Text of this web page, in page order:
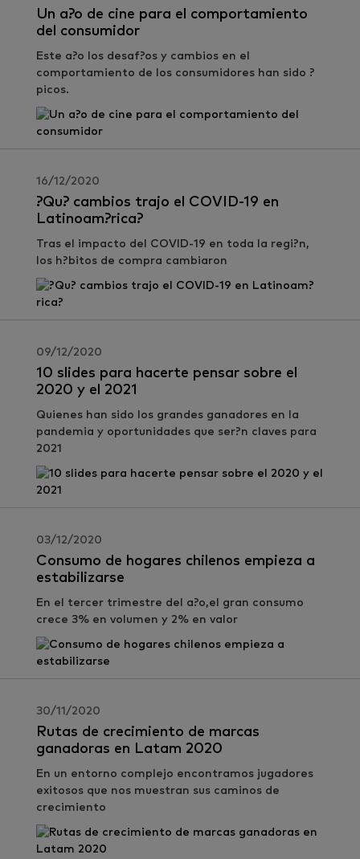
Un a?o de cine para el comportamiento
del consumidor
Este a?o los desaf?os y cambios en el
comportamiento de los consumidores han sido ?
picos.
16/12/2020
?Qu? cambios trajo el COVID-19 en
Latinoam?rica?
Tras el impacto del COVID-19 en toda la regi?n,
los h?bitos de compra cambiaron
09/12/2020
10 slides para hacerte pensar sobre el
2020 y el 2021
Quienes han sido los grandes ganadores en la
pandemia y oportunidades que ser?n claves para
2021
03/12/2020
Consumo de hogares chilenos empieza a
estabilizarse
En el tercer trimestre del a?o,el gran consumo
crece 3% en volumen y 2% en valor
30/11/2020
Rutas de crecimiento de marcas
ganadoras en Latam 2020
En un entorno complejo encontramos jugadores
exitosos que nos muestran sus caminos de
crecimiento